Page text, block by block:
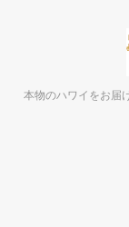
本物のハワイをお届